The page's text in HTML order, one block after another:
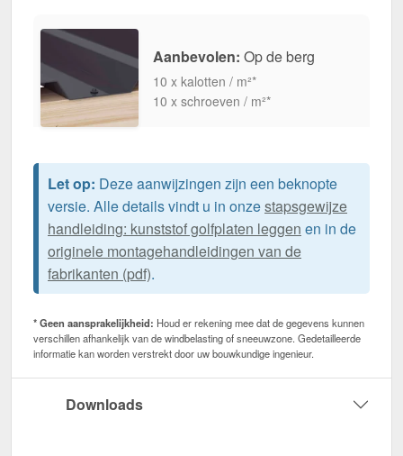
Aanbevolen: Op de berg
10 x kalotten / m²*
10 x schroeven / m²*
Let op: Deze aanwijzingen zijn een beknopte
versie. Alle details vindt u in onzestapsgewijze
handleiding: kunststof golfplaten leggen en in de
originele montagehandleidingen van de
fabrikanten (pdf).
* Geen aansprakelijkheid: Houd er rekening mee dat de gegevens kunnen
verschillen afhankelijk van de windbelasting of sneeuwzone. Gedetailleerde
informatie kan worden verstrekt door uw bouwkundige ingenieur.
Downloads